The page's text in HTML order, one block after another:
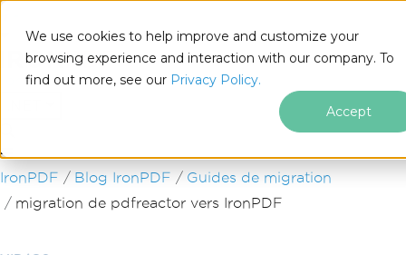
We use cookies to help improve and customize your
browsing experience and interaction with our company. To
find out more, see our Privacy Policy.
Accept
Passer au contenu du pied de page
IronPDF Blog IronPDF
Guides de migration
migration de pdfreactor vers IronPDF